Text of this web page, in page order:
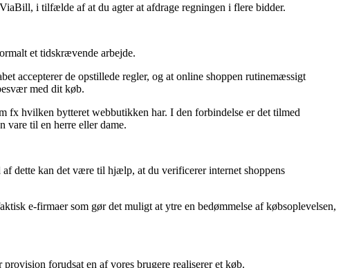
i tilfælde af at du agter at afdrage regningen i flere bidder.
et tidskrævende arbejde.
accepterer de opstillede regler, og at online shoppen rutinemæssigt
med dit køb.
fx hvilken bytteret webbutikken har. I den forbindelse er det tilmed
vare til en herre eller dame.
dette kan det være til hjælp, at du verificerer internet shoppens
e-firmaer som gør det muligt at ytre en bedømmelse af købsoplevelsen,
forudsat en af vores brugere realiserer et køb.